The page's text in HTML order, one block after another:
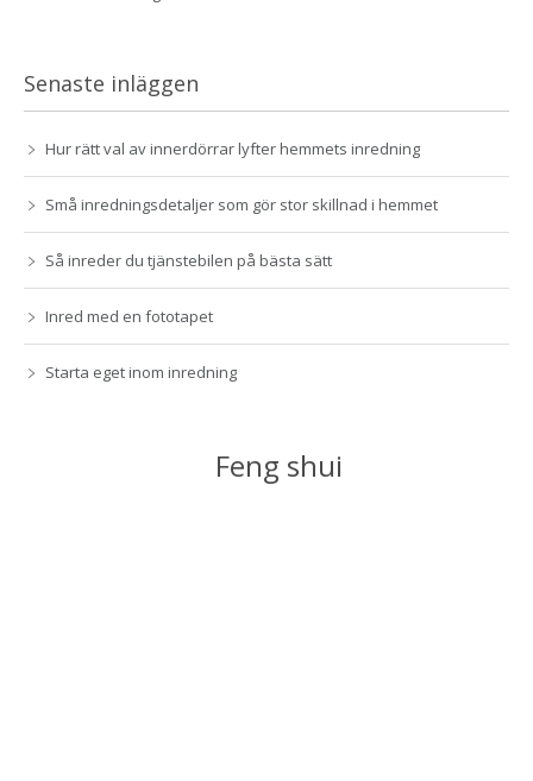
Senaste inläggen
Hur rätt val av innerdörrar lyfter hemmets inredning
Små inredningsdetaljer som gör stor skillnad i hemmet
Så inreder du tjänstebilen på bästa sätt
Inred med en fototapet
Starta eget inom inredning
Feng shui